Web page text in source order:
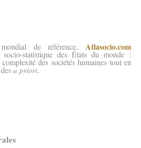
de référence, Atlasocio.com
socio-statistique des États du monde :
des sociétés humaines tout en
a priori.